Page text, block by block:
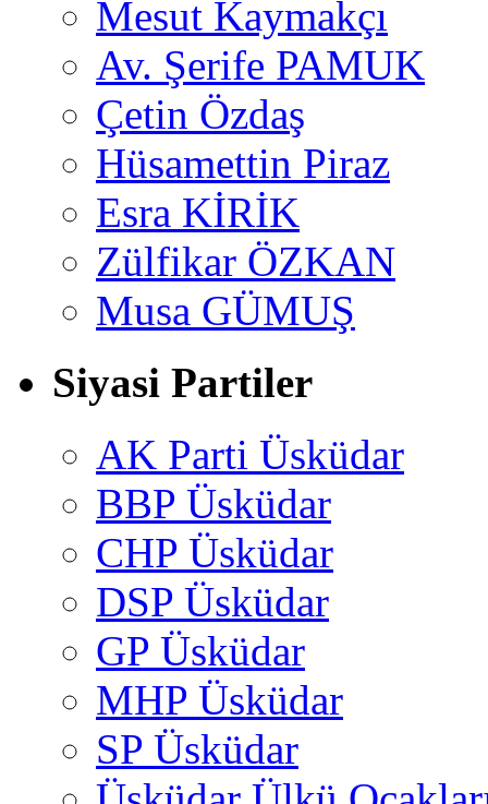
Mesut Kaymakçı
Av. Şerife PAMUK
Çetin Özdaş
Hüsamettin Piraz
Esra KİRİK
Zülfikar ÖZKAN
Musa GÜMUŞ
Siyasi Partiler
AK Parti Üsküdar
BBP Üsküdar
CHP Üsküdar
DSP Üsküdar
GP Üsküdar
MHP Üsküdar
SP Üsküdar